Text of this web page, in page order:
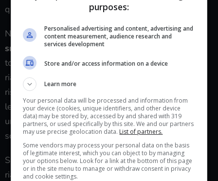
questo bug.
Nel frattempo, se ancora non lo hai fatto e vuoi
smettere di litigarecon il gesto che permette di
tornare indietro c’è un modo per disattivare e
riattivare questo tipo di navigazione per provare a
risolverlo almeno momentaneamente. C’è infatti, tra
le soluzioni temporanee cui accennavamo all’inizio,
una che in particolaresembra funzionarecome
soluzione tampone.
Si tratta didisattivare la navigazione gestuale,
riavviare lo smartphone e riattivare la navigazione
purposes:
Personalised advertising and content, advertising and
content measurement, audience research and
services development
Store and/or access information on a device
Learn more
Your personal data will be processed and information from
your device (cookies, unique identifiers, and other device
data) may be stored by, accessed by and shared with 319
partners, or used specifically by this site. We and our partners
may use precise geolocation data. List of partners.
Some vendors may process your personal data on the basis
of legitimate interest, which you can object to by managing
your options below. Look for a link at the bottom of this page
or in the site menu to manage or withdraw consent in privacy
and cookie settings.